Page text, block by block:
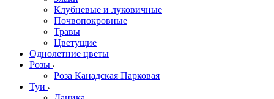
Клубневые и луковичные
Почвопокровные
Травы
Цветущие
Однолетние цветы
Розы
Роза Канадская Парковая
Туи